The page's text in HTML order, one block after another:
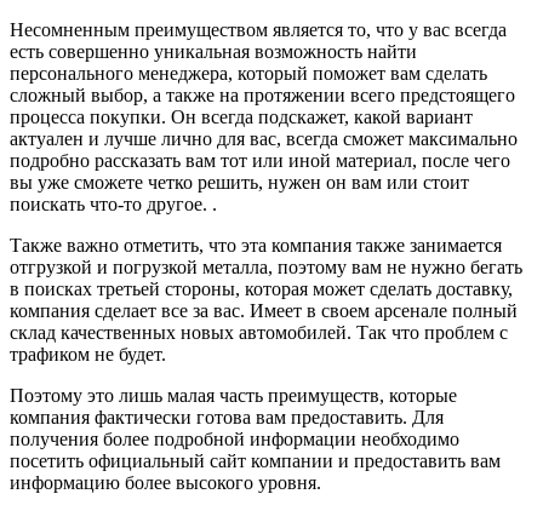
Несомненным преимуществом является то, что у вас всегда
есть совершенно уникальная возможность найти
персонального менеджера, который поможет вам сделать
сложный выбор, а также на протяжении всего предстоящего
процесса покупки. Он всегда подскажет, какой вариант
актуален и лучше лично для вас, всегда сможет максимально
подробно рассказать вам тот или иной материал, после чего
вы уже сможете четко решить, нужен он вам или стоит
поискать что-то другое. .
Также важно отметить, что эта компания также занимается
отгрузкой и погрузкой металла, поэтому вам не нужно бегать
в поисках третьей стороны, которая может сделать доставку,
компания сделает все за вас. Имеет в своем арсенале полный
склад качественных новых автомобилей. Так что проблем с
трафиком не будет.
Поэтому это лишь малая часть преимуществ, которые
компания фактически готова вам предоставить. Для
получения более подробной информации необходимо
посетить официальный сайт компании и предоставить вам
информацию более высокого уровня.